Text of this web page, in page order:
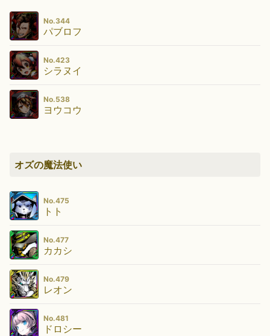
No.344
パブロフ
No.423
シラヌイ
No.538
ヨウコウ
オズの魔法使い
No.475
トト
No.477
カカシ
No.479
レオン
No.481
ドロシー